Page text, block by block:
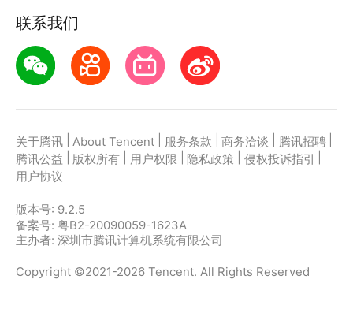
联系我们
关于腾讯 About Tencent 服务条款 商务洽谈 腾讯招聘
腾讯公益
版权所有 用户权限 隐私政策 侵权投诉指引
用户协议
版本号: 9.2.5
备案号: 粤B2-20090059-1623A
主办者: 深圳市腾讯计算机系统有限公司
Copyright ©2021-2026 Tencent. All Rights Reserved